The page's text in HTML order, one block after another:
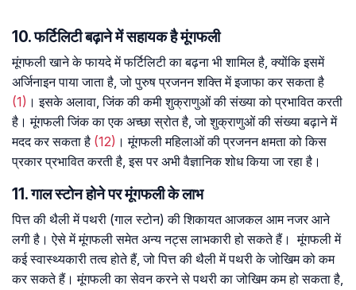
10. फर्टिलिटी बढ़ाने में सहायक है मूंगफली
मूंगफली खाने के फायदे में फर्टिलिटी का बढ़ना भी शामिल है, क्योंकि इसमें
अर्जिनाइन पाया जाता है, जो पुरुष प्रजनन शक्ति में इजाफा कर सकता है
(1) । इसके अलावा, जिंक की कमी शुक्राणुओं की संख्या को प्रभावित करती
है। मूंगफली जिंक का एक अच्छा स्रोत है, जो शुक्राणुओं की संख्या बढ़ाने में
मदद कर सकता है (12) । मूंगफली महिलाओं की प्रजनन क्षमता को किस
प्रकार प्रभावित करती है, इस पर अभी वैज्ञानिक शोध किया जा रहा है।
11. गाल स्टोन होने पर मूंगफली के लाभ
पित्त की थैली में पथरी (गाल स्टोन) की शिकायत आजकल आम नजर आने
लगी है। ऐसे में मूंगफली समेत अन्य नट्स लाभकारी हो सकते हैं। मूंगफली में
कई स्वास्थ्यकारी तत्व होते हैं, जो पित्त की थैली में पथरी के जोखिम को कम
कर सकते हैं। मूंगफली का सेवन करने से पथरी का जोखिम कम हो सकता है,